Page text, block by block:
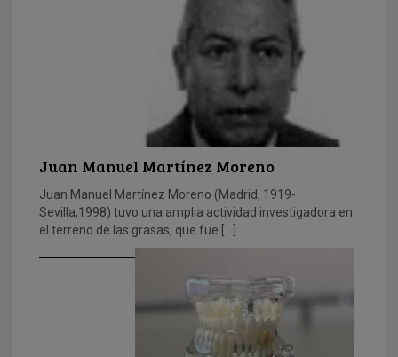
Juan Manuel Martínez Moreno
Juan Manuel Martínez Moreno (Madrid, 1919-
Sevilla,1998) tuvo una amplia actividad investigadora en
el terreno de las grasas, que fue […]